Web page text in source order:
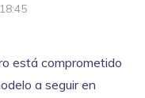
está comprometido
a seguir en